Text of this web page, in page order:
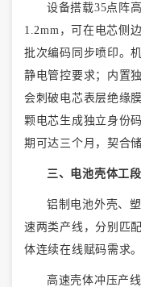
设备搭载35点阵
1.2mm，可在电芯侧
批次编码同步喷印。
静电管控要求；内置
会刺破电芯表层绝缘
颗电芯生成独立身份
期可达三个月，契合
三、电池壳体工
铝制电池外壳、
速两类产线，分别匹
体连续在线赋码需求。
高速壳体冲压产